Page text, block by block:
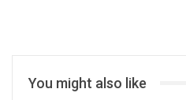
You might also like